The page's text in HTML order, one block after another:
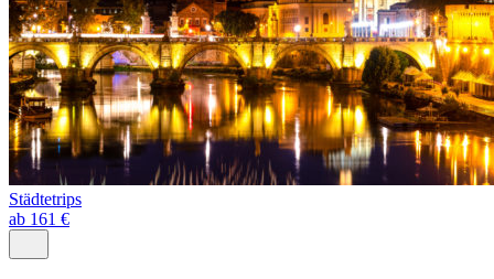
Städtetrips
ab 161 €